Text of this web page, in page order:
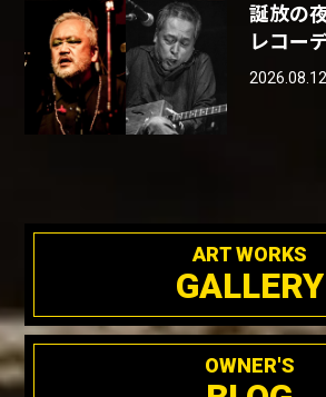
誕放の
レコー
2026.08.12
ART WORKS
GALLERY
OWNER'S